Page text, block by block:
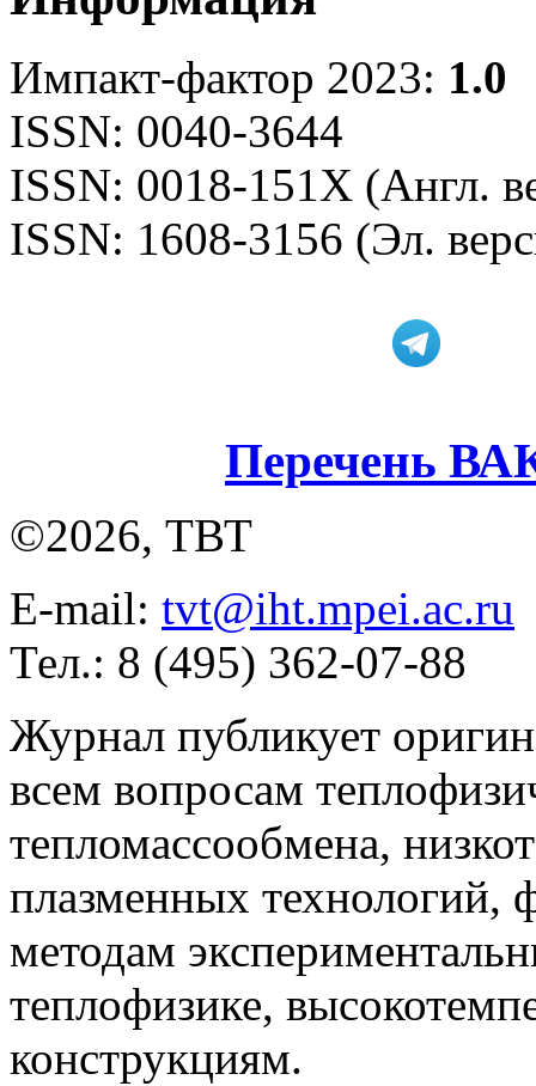
Импакт-фактор 2023: 1.0
ISSN: 0040-3644
ISSN: 0018-151X (Англ.
ISSN: 1608-3156 (Эл.
Перечень
©2026, ТВТ
E-mail: tvt@iht.mpei.ac.ru
Тел.: 8 (495) 362-07-88
Журнал публикует
всем вопросам
тепломассообмена,
плазменных технологий,
методам
теплофизике,
конструкциям.